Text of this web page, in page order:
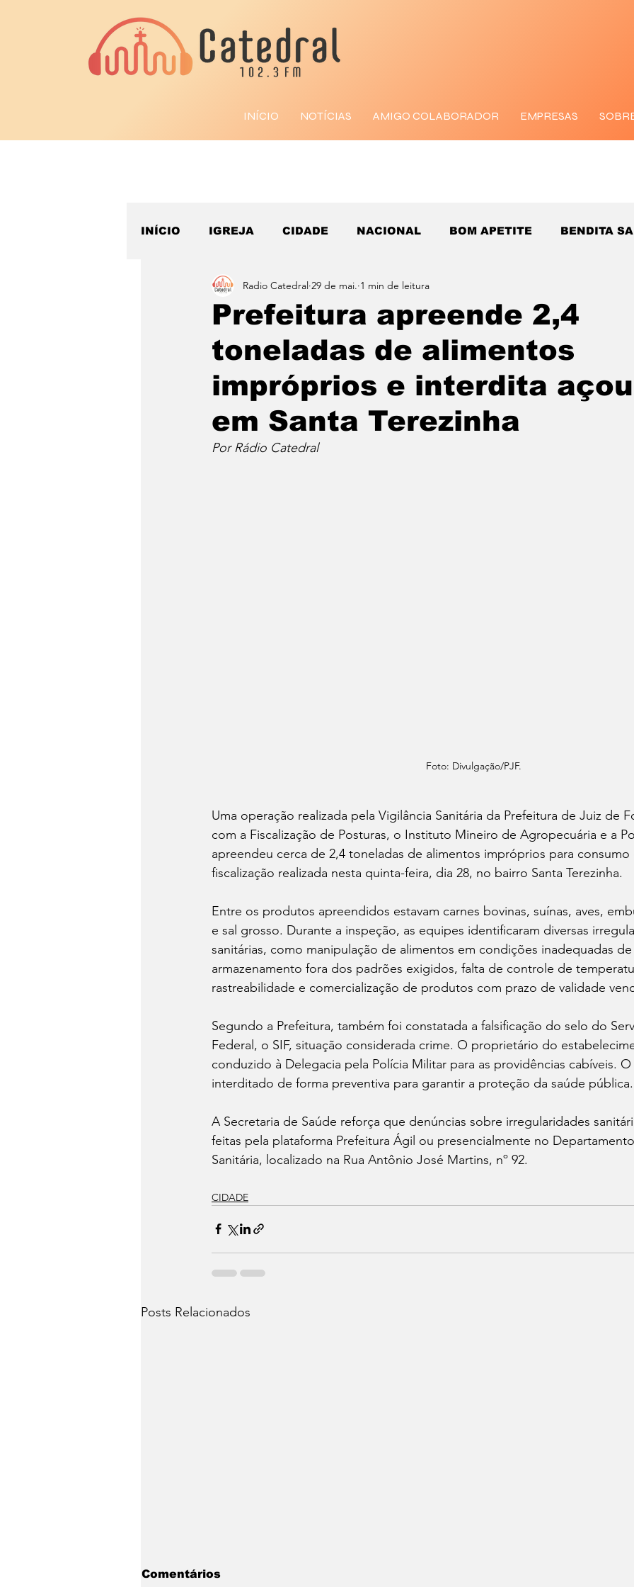
INÍCIO NOTÍCIAS AMIGO COLABORADOR EMPRESAS
INÍCIO IGREJA CIDADE NACIONAL BOM APETITE BENDITA
ESPORTE
Prefeitura apreende 2,4
toneladas de alimentos
impróprios e interdita
em Santa Terezinha
Radio Catedral 29 de mai. 1 min de leitura
Por Rádio Catedral
Foto: Divulgação/PJF.
Uma operação realizada pela Vigilância Sanitária da Prefeitura de Juiz de
com a Fiscalização de Posturas, o Instituto Mineiro de Agropecuária e a
apreendeu cerca de 2,4 toneladas de alimentos impróprios para
fiscalização realizada nesta quinta-feira, dia 28, no bairro Santa Terezinha.
Entre os produtos apreendidos estavam carnes bovinas, suínas, aves,
e sal grosso. Durante a inspeção, as equipes identificaram diversas
sanitárias, como manipulação de alimentos em condições inadequadas
armazenamento fora dos padrões exigidos, falta de controle de
rastreabilidade e comercialização de produtos com prazo de validade
Segundo a Prefeitura, também foi constatada a falsificação do selo do
Federal, o SIF, situação considerada crime. O proprietário do
conduzido à Delegacia pela Polícia Militar para as providências cabíveis.
interditado de forma preventiva para garantir a proteção da saúde pública.
A Secretaria de Saúde reforça que denúncias sobre irregularidades
feitas pela plataforma Prefeitura Ágil ou presencialmente no
Sanitária, localizado na Rua Antônio José Martins, nº 92.
CIDADE
Posts Relacionados
Comentários